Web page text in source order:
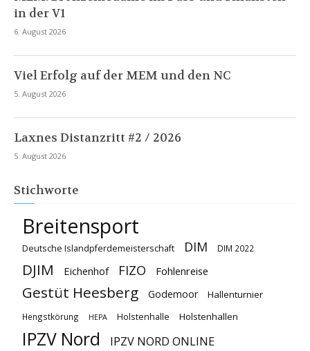
in der V1
6. August 2026
Viel Erfolg auf der MEM und den NC
5. August 2026
Laxnes Distanzritt #2 / 2026
5. August 2026
Stichworte
Breitensport
Deutsche Islandpferdemeisterschaft DIM DIM 2022
DJIM Eichenhof FIZO Fohlenreise
Gestüt Heesberg Godemoor Hallenturnier
Hengstkörung HEPA Holstenhalle Holstenhallen
IPZV Nord IPZV NORD ONLINE